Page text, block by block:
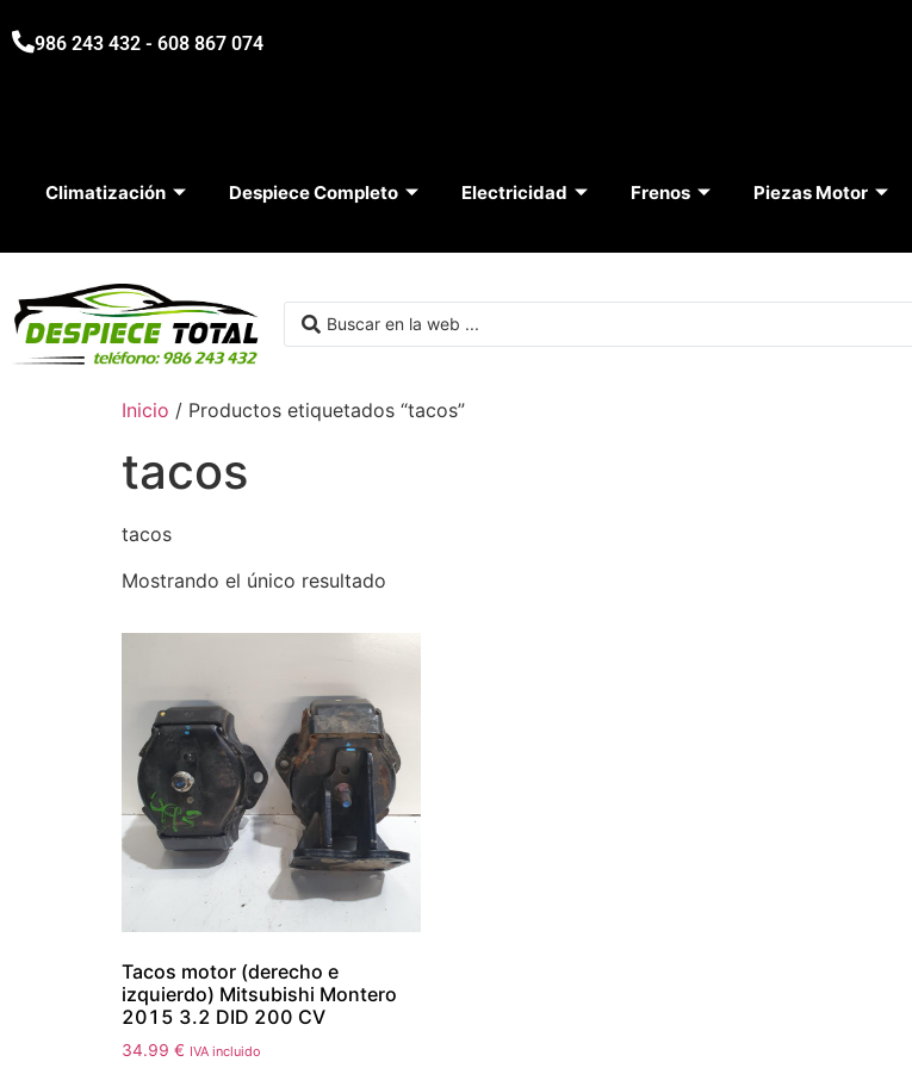
986 243 432 - 608 867 074
Climatización Despiece Completo Electricidad Frenos Piezas Motor
Inicio / Productos etiquetados “tacos”
tacos
tacos
Mostrando el único resultado
Tacos motor (derecho e
izquierdo) Mitsubishi Montero
2015 3.2 DID 200 CV
34.99 € IVA incluido